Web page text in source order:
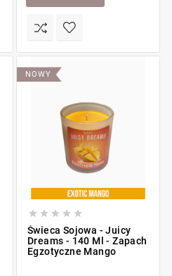
NOWY
    
Świeca Sojowa - Juicy
Dreams - 140 Ml - Zapach
Egzotyczne Mango